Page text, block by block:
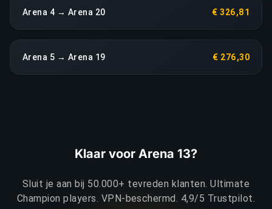
Arena 4 → Arena 20 € 326,81
Arena 5 → Arena 19 € 276,30
Klaar voor Arena 13?
Sluit je aan bij 50.000+ tevreden klanten. Ultimate
Champion players. VPN-beschermd. 4,9/5 Trustpilot.